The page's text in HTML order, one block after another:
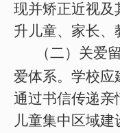
现并矫正近视及
升儿童、家长
（二）关爱
爱体系。学校应
通过书信传递亲
儿童集中区域